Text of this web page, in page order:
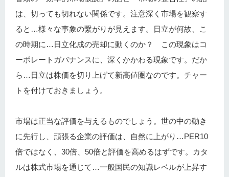
は、切っても切れない関係です。注意深く市場を観察す
ると…様々な事象の繋がりが見えます。日立が何故、こ
の時期に…日立化成の売却に動くのか？ この現象はコ
ーポレートガバナンスに、深くかかわる現象です。だか
ら…日立は株価を切り上げて新高値圏なのです。チャー
トを付けておきましょう。
市場は正当な評価を与えるものでしょう。世の中の動き
に先行し、頑張る企業の評価は、自然に上がり…PER10
倍ではなく、30倍、50倍と評価を高めるはずです。カタ
ルは株式市場を通じて…一般国民の知識レベルが上昇す